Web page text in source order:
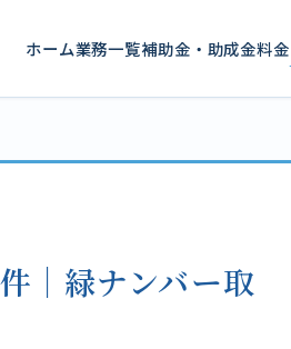
ホーム業務一覧補助金・助成金料金
｜緑ナンバー取